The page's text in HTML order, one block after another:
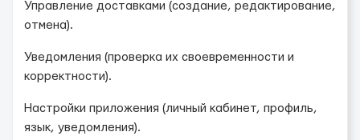
Управление доставками (создание, редактирование,
отмена).
Уведомления (проверка их своевременности и
корректности).
Настройки приложения (личный кабинет, профиль,
язык, уведомления).